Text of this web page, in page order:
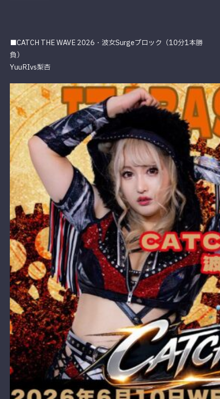
■CATCH THE WAVE 2026・波女Surgeブロック（10分1本勝
負）
YuuRIvs梨杏